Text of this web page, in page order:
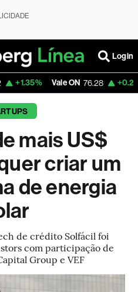
Login
Vale ON 76.28 +0.25% Itaú PN
mais US$
criar um
de energia
de crédito Solfácil foi
com participação de
Group e VEF